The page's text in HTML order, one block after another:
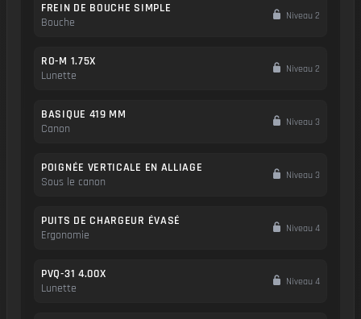
FREIN DE BOUCHE SIMPLE
Bouche
Niveau 2
RO-M 1.75X
Lunette
Niveau 2
BASIQUE 419 MM
Canon
Niveau 3
POIGNÉE VERTICALE EN ALLIAGE
Sous le canon
Niveau 3
PUITS DE CHARGEUR ÉVASÉ
Ergonomie
Niveau 4
PVQ-31 4.00X
Lunette
Niveau 4